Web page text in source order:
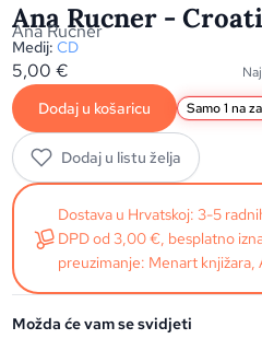
Ana Rucner -
Ana Rucner
Medij: CD
5,00€
Dodaj u košaricu Samo 1 na
Dodaj u listu želja
Dostava u Hrvatskoj: 3-5
DPD od 3,00 €, besplatno
preuzimanje: Menart knjižara,
Možda će vam se svidjeti